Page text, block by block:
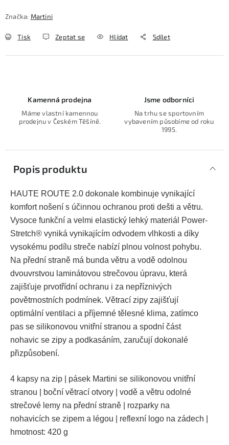
Značka: Martini
Tisk Zeptat se Hlídat Sdílet
Kamenná prodejna
Máme vlastní kamennou
prodejnu v Českém Těšíně.
Jsme odborníci
Na trhu se sportovním
vybavením působíme od roku
1995.
Popis produktu
HAUTE ROUTE 2.0 dokonale kombinuje vynikající
komfort nošení s účinnou ochranou proti dešti a větru.
Vysoce funkční a velmi elastický lehký materiál Power-
Stretch® vyniká vynikajícím odvodem vlhkosti a díky
vysokému podílu streče nabízí plnou volnost pohybu.
Na přední straně má bunda větru a vodě odolnou
dvouvrstvou laminátovou strečovou úpravu, která
zajišťuje prvotřídní ochranu i za nepříznivých
povětrnostních podmínek. Větrací zipy zajišťují
optimální ventilaci a příjemné tělesné klima, zatímco
pas se silikonovou vnitřní stranou a spodní část
nohavic se zipy a podkasáním, zaručují dokonalé
přizpůsobení.
4 kapsy na zip | pásek Martini se silikonovou vnitřní
stranou | boční větrací otvory | vodě a větru odolné
strečové lemy na přední straně | rozparky na
nohavicích se zipem a légou | reflexní logo na zádech |
hmotnost: 420 g